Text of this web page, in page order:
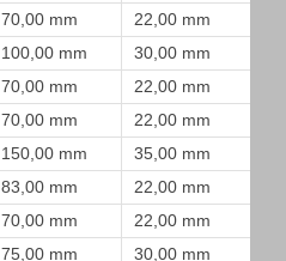
70,00 mm
22,00 mm
100,00 mm
30,00 mm
70,00 mm
22,00 mm
70,00 mm
22,00 mm
150,00 mm
35,00 mm
83,00 mm
22,00 mm
70,00 mm
22,00 mm
75,00 mm
30,00 mm